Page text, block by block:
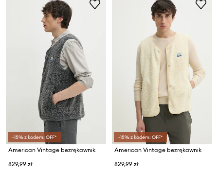
-15% z kodem: OFF*
American Vintage bezrękawnik
829,99 zł
-15% z kodem: OFF*
American Vintage bezrękawnik
829,99 zł